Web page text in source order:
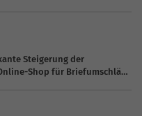
Steigerung der
Shop für Briefumschläge